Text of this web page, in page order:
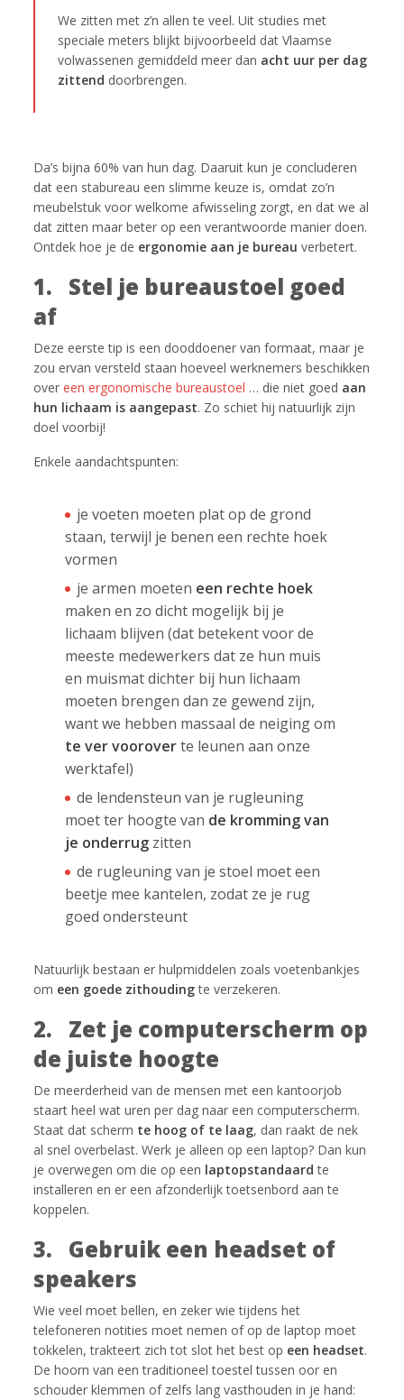
We zitten met z’n allen te veel. Uit studies met
speciale meters blijkt bijvoorbeeld dat Vlaamse
volwassenen gemiddeld meer dan acht uur per dag
zittend doorbrengen.
Da’s bijna 60% van hun dag. Daaruit kun je concluderen
dat een stabureau een slimme keuze is, omdat zo’n
meubelstuk voor welkome afwisseling zorgt, en dat we al
dat zitten maar beter op een verantwoorde manier doen.
Ontdek hoe je de ergonomie aan je bureau verbetert.
1. Stel je bureaustoel goed
af
Deze eerste tip is een dooddoener van formaat, maar je
zou ervan versteld staan hoeveel werknemers beschikken
overeen ergonomische bureaustoel … die niet goed aan
hun lichaam is aangepast. Zo schiet hij natuurlijk zijn
doel voorbij!
Enkele aandachtspunten:
je voeten moeten plat op de grond
staan, terwijl je benen een rechte hoek
vormen
je armen moeten een rechte hoek
maken en zo dicht mogelijk bij je
lichaam blijven (dat betekent voor de
meeste medewerkers dat ze hun muis
en muismat dichter bij hun lichaam
moeten brengen dan ze gewend zijn,
want we hebben massaal de neiging om
te ver vooroverte leunen aan onze
werktafel)
de lendensteun van je rugleuning
moet ter hoogte van de kromming van
je onderrug zitten
de rugleuning van je stoel moet een
beetje mee kantelen, zodat ze je rug
goed ondersteunt
Natuurlijk bestaan er hulpmiddelen zoals voetenbankjes
om een goede zithoudingte verzekeren.
2. Zet je computerscherm op
de juiste hoogte
De meerderheid van de mensen met een kantoorjob
staart heel wat uren per dag naar een computerscherm.
Staat dat scherm te hoog of te laag, dan raakt de nek
al snel overbelast. Werk je alleen op een laptop? Dan kun
je overwegen om die op een laptopstandaard te
installeren en er een afzonderlijk toetsenbord aan te
koppelen.
3. Gebruik een headset of
speakers
Wie veel moet bellen, en zeker wie tijdens het
telefoneren notities moet nemen of op de laptop moet
tokkelen, trakteert zich tot slot het best op een headset.
De hoorn van een traditioneel toestel tussen oor en
schouder klemmen of zelfs lang vasthouden in je hand: